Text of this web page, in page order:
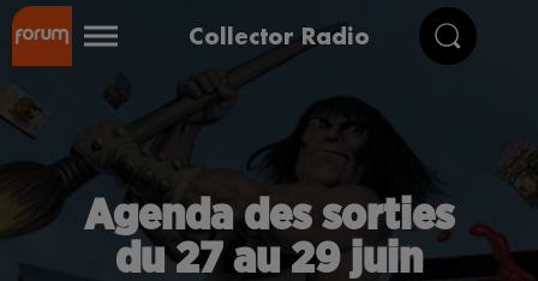
Collector Radio
Agenda des sorties
du 27 au 29 juin